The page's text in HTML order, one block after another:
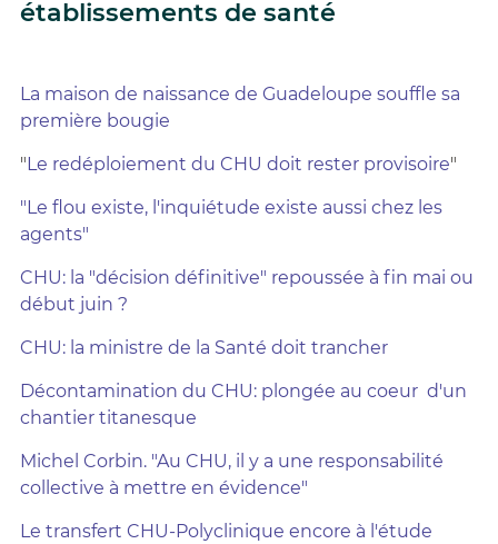
établissements de santé
La maison de naissance de Guadeloupe souffle sa
première bougie
"Le redéploiement du CHU doit rester provisoire"
"Le flou existe, l'inquiétude existe aussi chez les
agents"
CHU: la "décision définitive" repoussée à fin mai ou
début juin ?
CHU: la ministre de la Santé doit trancher
Décontamination du CHU: plongée au coeur d'un
chantier titanesque
Michel Corbin. "Au CHU, il y a une responsabilité
collective à mettre en évidence"
Le transfert CHU-Polyclinique encore à l'étude